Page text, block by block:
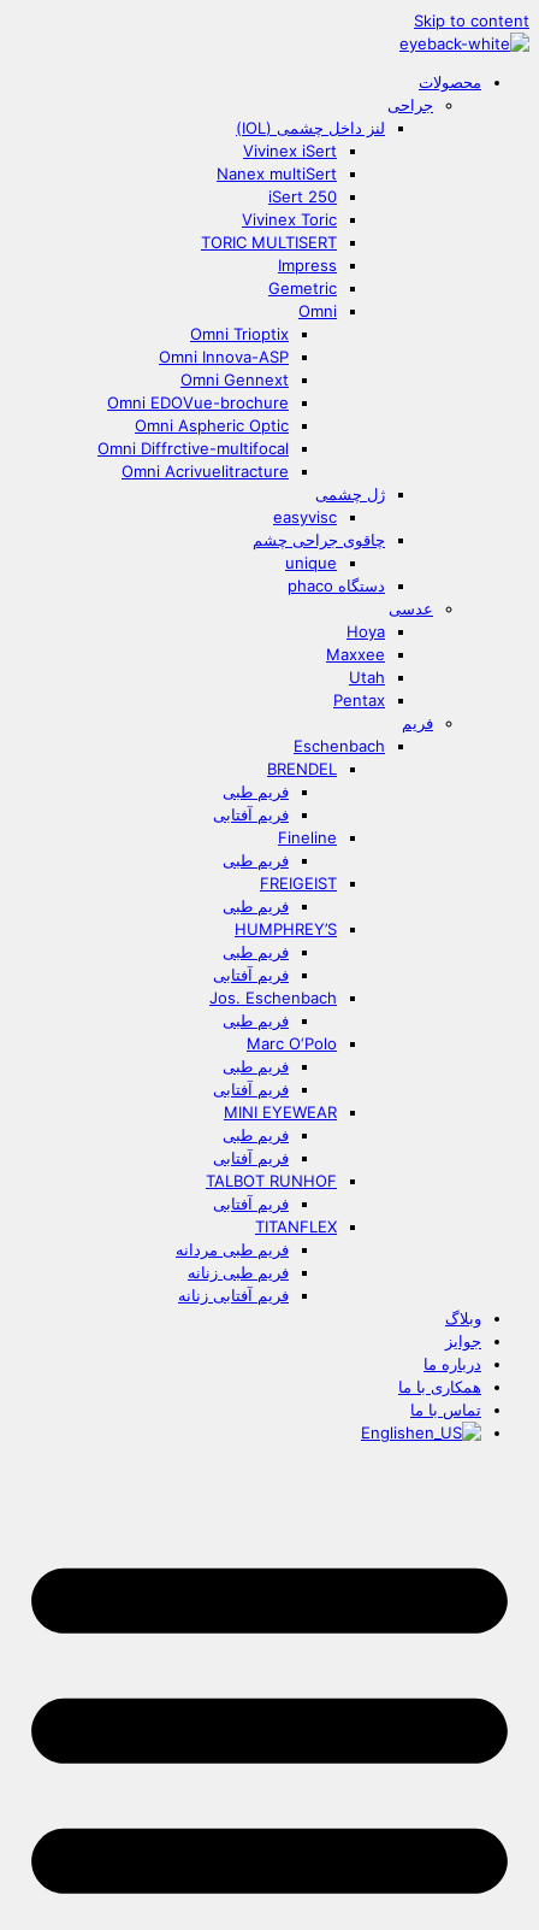
Skip to content
محصولات
جراحی
لنز داخل چشمی (IOL)
Vivinex iSert
Nanex multiSert
iSert 250
Vivinex Toric
TORIC MULTISERT
Impress
Gemetric
Omni
Omni Trioptix
Omni Innova-ASP
Omni Gennext
Omni EDOVue-brochure
Omni Aspheric Optic
Omni Diffrctive-multifocal
Omni Acrivuelitracture
ژل چشمی
easyvisc
چاقوی جراحی چشم
unique
دستگاه phaco
عدسی
Hoya
Maxxee
Utah
Pentax
فریم
Eschenbach
BRENDEL
فریم طبی
فریم آفتابی
Fineline
فریم طبی
FREIGEIST
فریم طبی
HUMPHREY’S
فریم طبی
فریم آفتابی
Jos. Eschenbach
فریم طبی
Marc O‘Polo
فریم طبی
فریم آفتابی
MINI EYEWEAR
فریم طبی
فریم آفتابی
TALBOT RUNHOF
فریم آفتابی
TITANFLEX
فریم طبی مردانه
فریم طبی زنانه
فریم آفتابی زنانه
وبلاگ
جوایز
درباره ما
همکاری با ما
تماس با ما
English